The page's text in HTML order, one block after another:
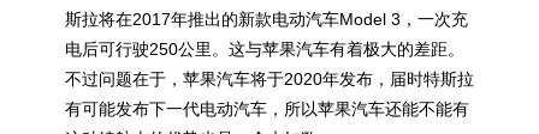
斯拉将在2017年推出的新款电动汽车Model 3，一次充
电后可行驶250公里。这与苹果汽车有着极大的差距。
不过问题在于，苹果汽车将于2020年发布，届时特斯拉
有可能发布下一代电动汽车，所以苹果汽车还能不能有